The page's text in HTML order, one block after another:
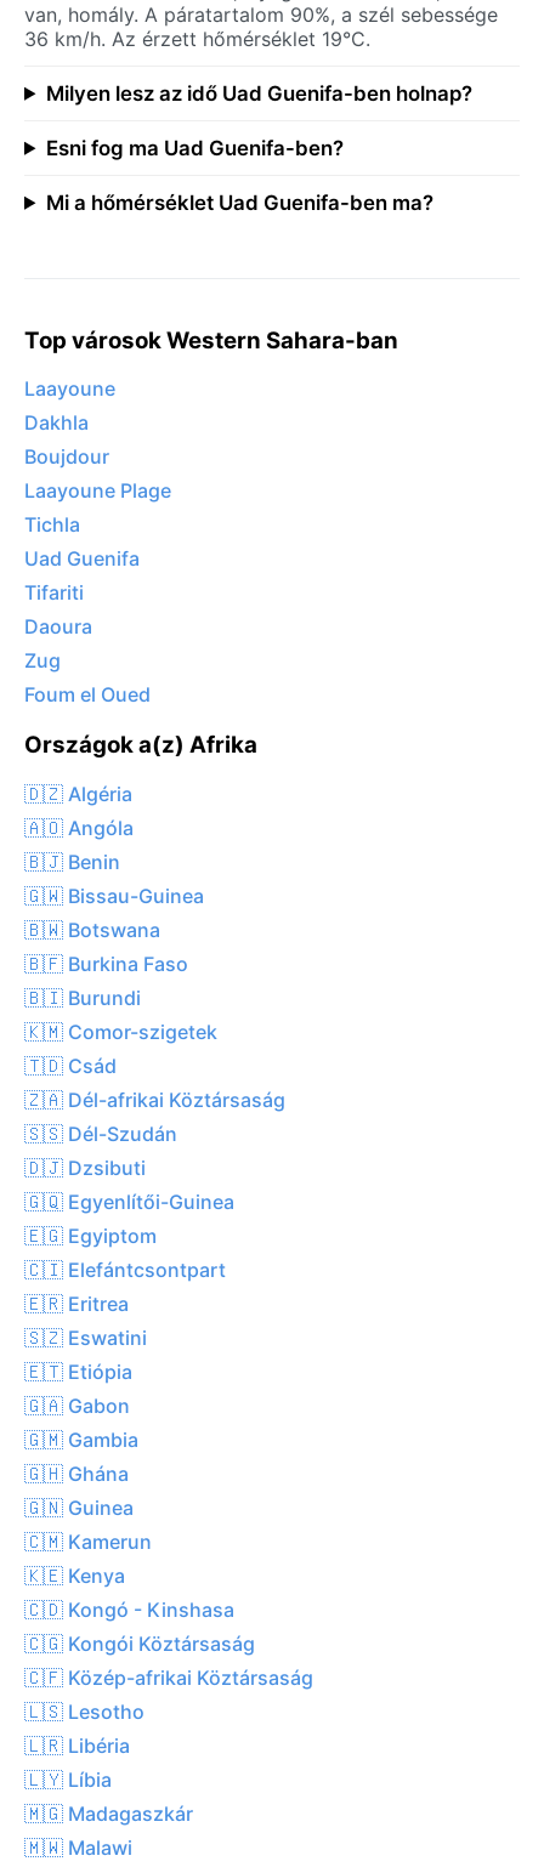
van, homály. A páratartalom 90%, a szél sebessége
36 km/h. Az érzett hőmérséklet 19°C.
Milyen lesz az idő Uad Guenifa-ben holnap?
Esni fog ma Uad Guenifa-ben?
Mi a hőmérséklet Uad Guenifa-ben ma?
Top városok Western Sahara-ban
Laayoune
Dakhla
Boujdour
Laayoune Plage
Tichla
Uad Guenifa
Tifariti
Daoura
Zug
Foum el Oued
Országok a(z) Afrika
🇩🇿 Algéria
🇦🇴 Angóla
🇧🇯 Benin
🇬🇼 Bissau-Guinea
🇧🇼 Botswana
🇧🇫 Burkina Faso
🇧🇮 Burundi
🇰🇲 Comor-szigetek
🇹🇩 Csád
🇿🇦 Dél-afrikai Köztársaság
🇸🇸 Dél-Szudán
🇩🇯 Dzsibuti
🇬🇶 Egyenlítői-Guinea
🇪🇬 Egyiptom
🇨🇮 Elefántcsontpart
🇪🇷 Eritrea
🇸🇿 Eswatini
🇪🇹 Etiópia
🇬🇦 Gabon
🇬🇲 Gambia
🇬🇭 Ghána
🇬🇳 Guinea
🇨🇲 Kamerun
🇰🇪 Kenya
🇨🇩 Kongó - Kinshasa
🇨🇬 Kongói Köztársaság
🇨🇫 Közép-afrikai Köztársaság
🇱🇸 Lesotho
🇱🇷 Libéria
🇱🇾 Líbia
🇲🇬 Madagaszkár
🇲🇼 Malawi